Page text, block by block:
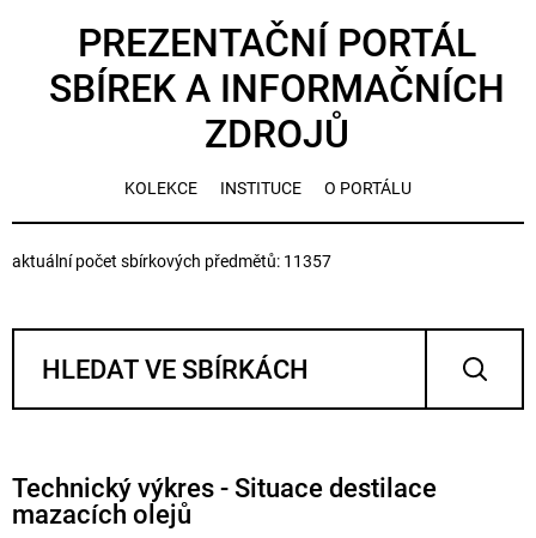
PREZENTAČNÍ PORTÁL
SBÍREK A INFORMAČNÍCH
ZDROJŮ
KOLEKCE INSTITUCE O PORTÁLU
aktuální počet sbírkových předmětů: 11357
Technický výkres - Situace destilace
mazacích olejů